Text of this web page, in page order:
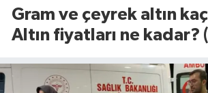
Gram ve çeyrek altın
Altın fiyatları ne kadar?